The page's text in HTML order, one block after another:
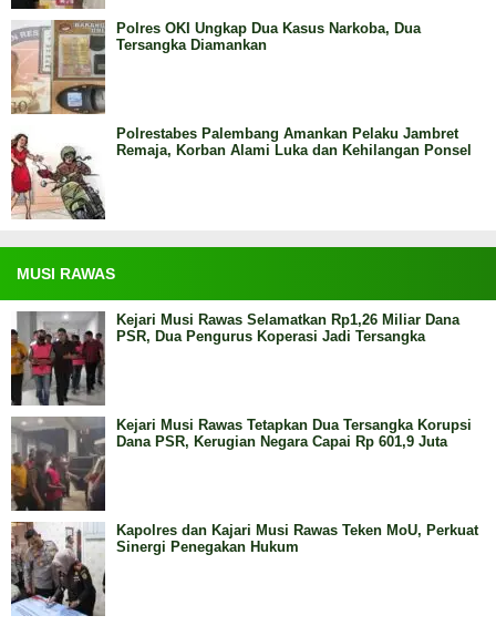
Polres OKI Ungkap Dua Kasus Narkoba, Dua
Tersangka Diamankan
Polrestabes Palembang Amankan Pelaku Jambret
Remaja, Korban Alami Luka dan Kehilangan Ponsel
MUSI RAWAS
Kejari Musi Rawas Selamatkan Rp1,26 Miliar Dana
PSR, Dua Pengurus Koperasi Jadi Tersangka
Kejari Musi Rawas Tetapkan Dua Tersangka Korupsi
Dana PSR, Kerugian Negara Capai Rp 601,9 Juta
Kapolres dan Kajari Musi Rawas Teken MoU, Perkuat
Sinergi Penegakan Hukum